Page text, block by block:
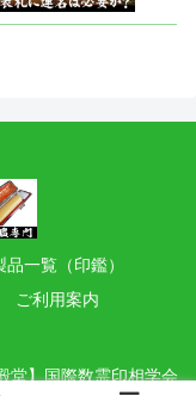
品一覧（印鑑）
ご利用案内
堂】国際数霊印相学会